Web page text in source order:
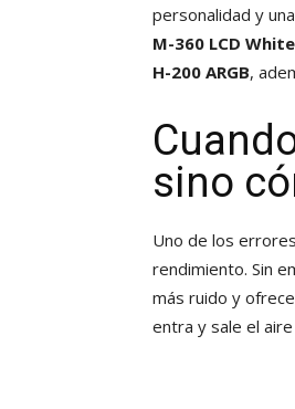
personalidad y
M-360 LCD White
H-200 ARGB,
sino
Uno de los
rendimiento. Sin
más ruido y
entra y sale el